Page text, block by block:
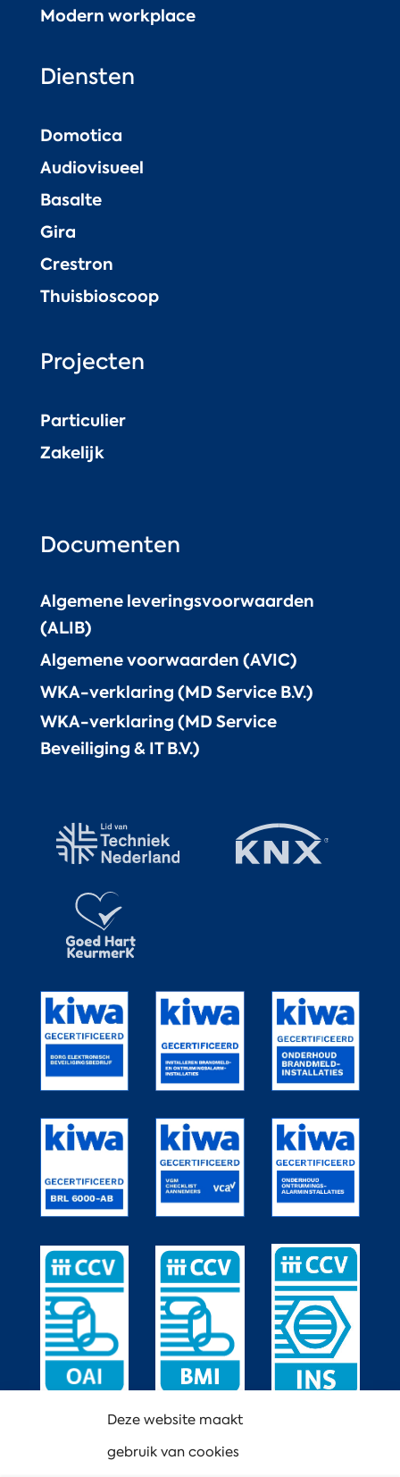
Deze website maakt
gebruik van cookies
Modern workplace
Diensten
Domotica
Audiovisueel
Basalte
Gira
Crestron
Thuisbioscoop
Projecten
Particulier
Zakelijk
Documenten
Algemene leveringsvoorwaarden
(ALIB)
Algemene voorwaarden (AVIC)
WKA-verklaring (MD Service B.V.)
WKA-verklaring (MD Service
Beveiliging & IT B.V.)